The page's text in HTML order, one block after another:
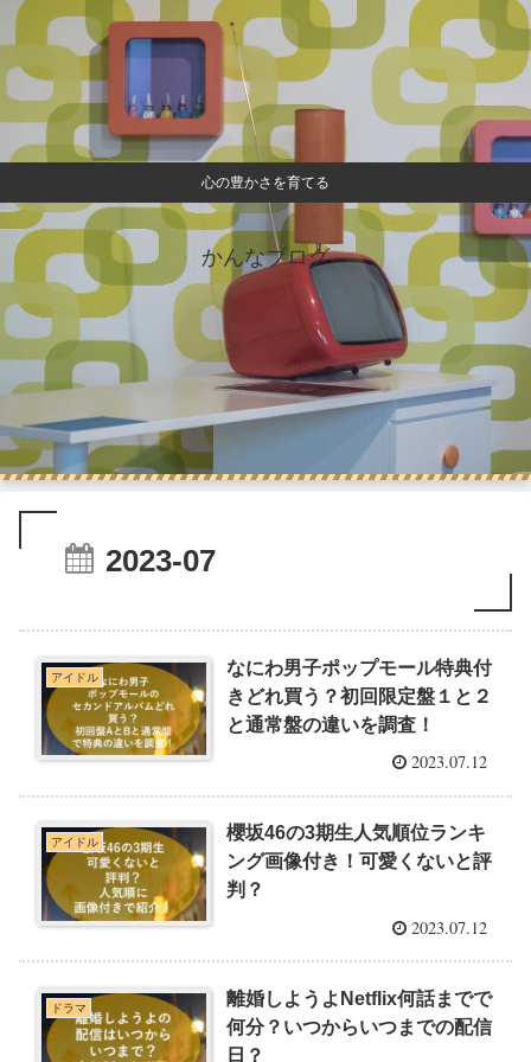
心の豊かさを育てる
かんなブログ
2023-07
アイドル
なにわ男子ポップモール特典付
きどれ買う？初回限定盤１と２
と通常盤の違いを調査！
2023.07.12
アイドル
櫻坂46の3期生人気順位ランキ
ング画像付き！可愛くないと評
判？
2023.07.12
ドラマ
離婚しようよNetflix何話までで
何分？いつからいつまでの配信
日？